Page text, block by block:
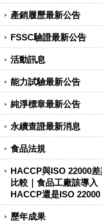
產銷履歷最新公告
FSSC驗證最新公告
活動訊息
能力試驗最新公告
純淨標章最新公告
永續查證最新消息
食品法規
HACCP與ISO 22000差
比較｜食品工廠該導入
HACCP還是ISO 22000
歷年成果